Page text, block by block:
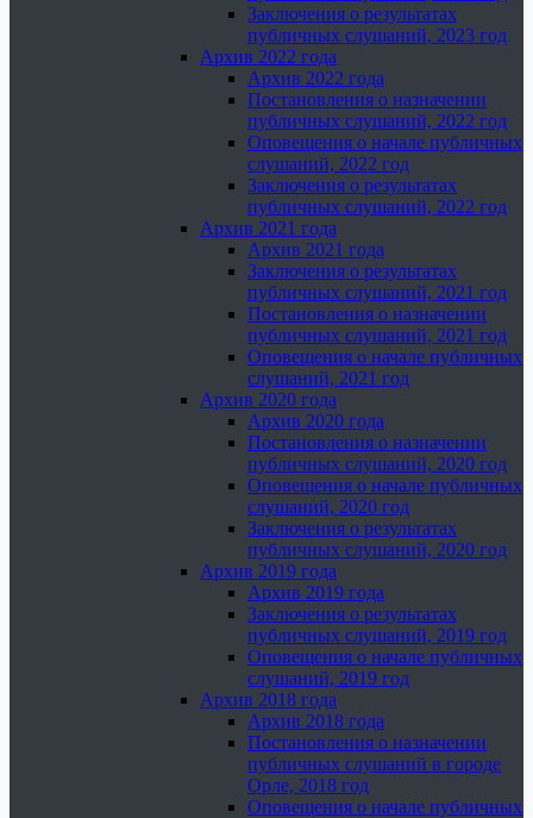
Заключения о результатах
публичных слушаний, 2023 год
Архив 2022 года
Архив 2022 года
Постановления о назначении
публичных слушаний, 2022 год
Оповещения о начале публичных
слушаний, 2022 год
Заключения о результатах
публичных слушаний, 2022 год
Архив 2021 года
Архив 2021 года
Заключения о результатах
публичных слушаний, 2021 год
Постановления о назначении
публичных слушаний, 2021 год
Оповещения о начале публичных
слушаний, 2021 год
Архив 2020 года
Архив 2020 года
Постановления о назначении
публичных слушаний, 2020 год
Оповещения о начале публичных
слушаний, 2020 год
Заключения о результатах
публичных слушаний, 2020 год
Архив 2019 года
Архив 2019 года
Заключения о результатах
публичных слушаний, 2019 год
Оповещения о начале публичных
слушаний, 2019 год
Архив 2018 года
Архив 2018 года
Постановления о назначении
публичных слушаний в городе
Орле, 2018 год
Оповещения о начале публичных